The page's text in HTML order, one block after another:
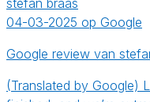
04-03-2025 op Google
Google review van
(Translated by Google)